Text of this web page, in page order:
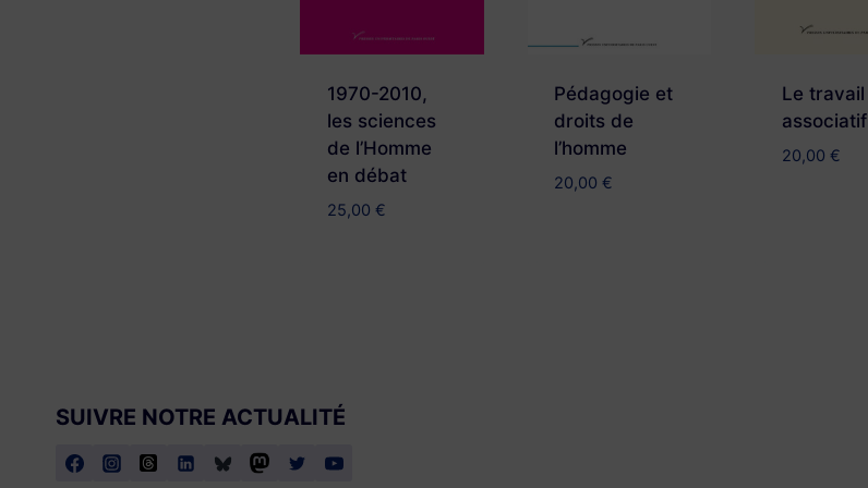
1970-2010,
les sciences
de l’Homme
en débat
25,00 €
Pédagogie et
droits de
l’homme
20,00 €
Le travail
associatif
20,00 €
SUIVRE NOTRE ACTUALITÉ